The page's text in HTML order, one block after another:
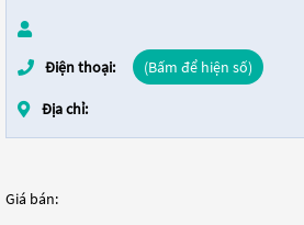
Điện thoại: (Bấm để hiện số)
Địa chỉ:
Giá bán: